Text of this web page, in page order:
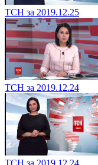
ТСН за 2019.12.25
ТСН за 2019.12.24
ТСН за 2019.12.24